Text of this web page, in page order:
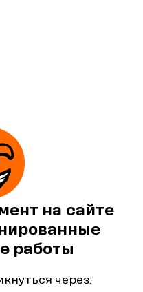
на сайте
работы
через: